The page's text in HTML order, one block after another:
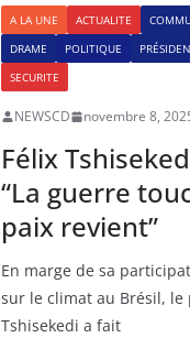
A LA UNE ACTUALITE
DRAME
POLITIQUE
SECURITE
NEWSCD novembre 8,
Félix
“La guerre
paix revient”
En marge de sa
sur le climat au Brésil, le
Tshisekedi a fait